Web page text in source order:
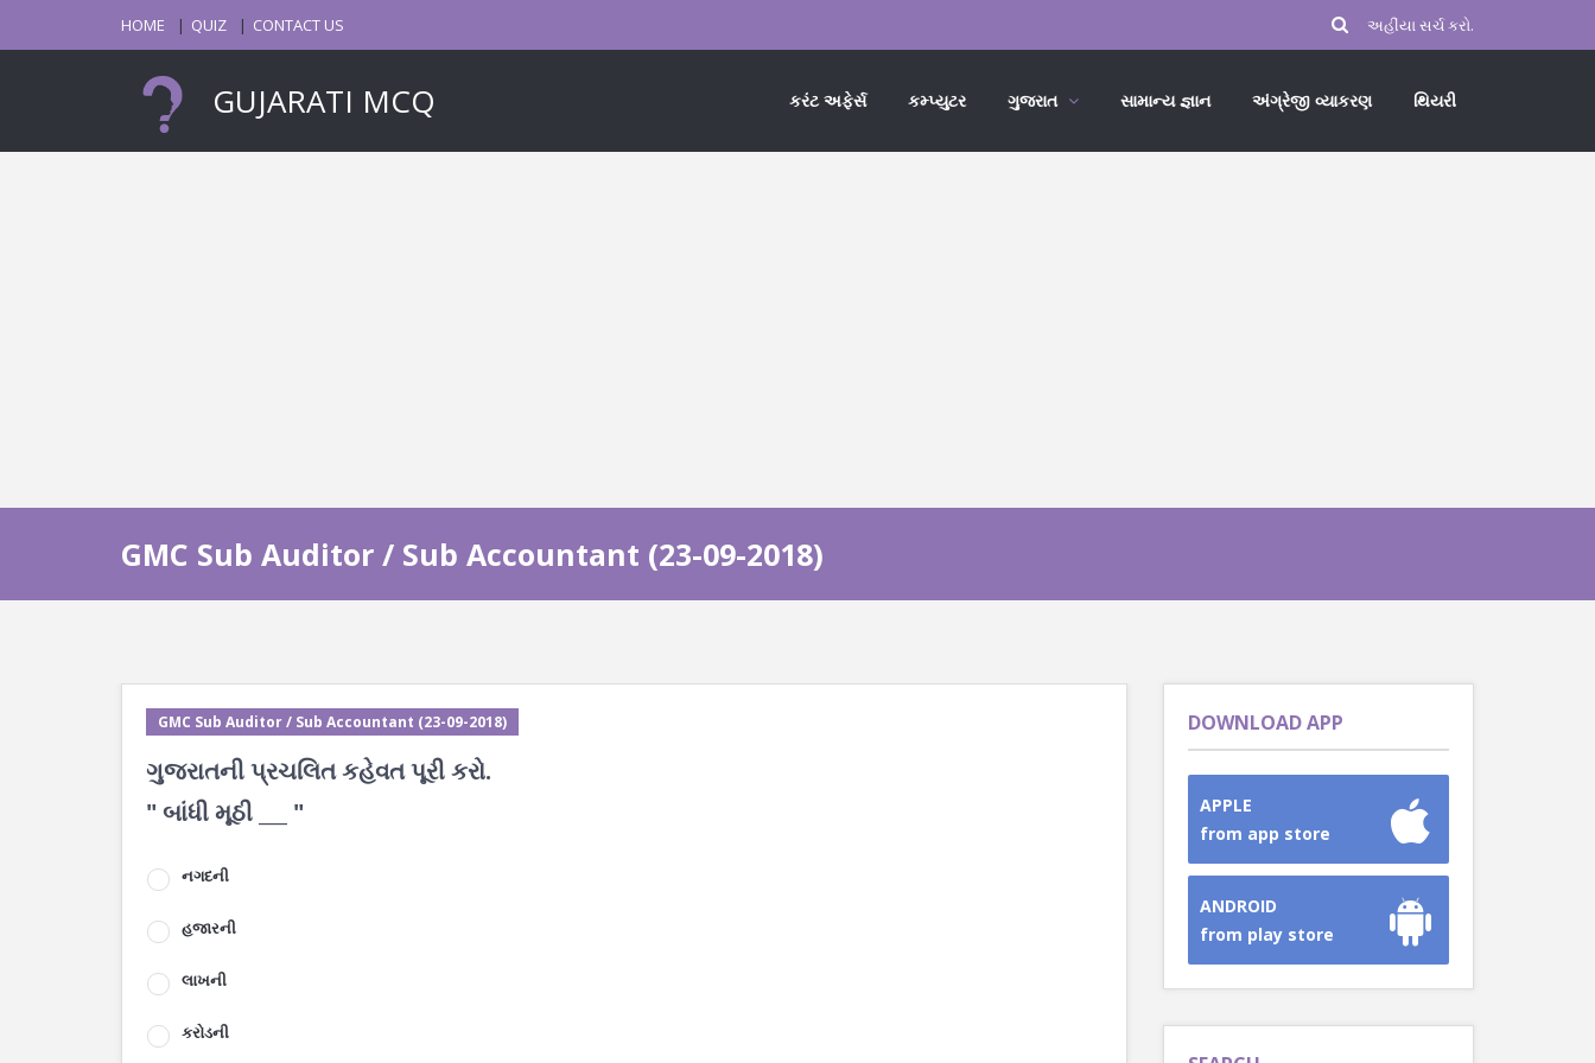
HOME QUIZ CONTACT US
GUJARATI MCQ કરંટ અફેર્સ કમ્પ્યુટર ગુજરાત સામાન્ય જ્ઞાન અંગ્રેજી વ્યાકરણ થિયરી
GMC Sub Auditor / Sub Accountant (23-09-2018)
GMC Sub Auditor / Sub Accountant (23-09-2018)
ગુજરાતની પ્રચલિત કહેવત પૂરી કરો.
" બાંધી મૂઠી ___ "
નગદની
હજારની
લાખની
કરોડની
DOWNLOAD APP
APPLE
from app store
ANDROID
from play store